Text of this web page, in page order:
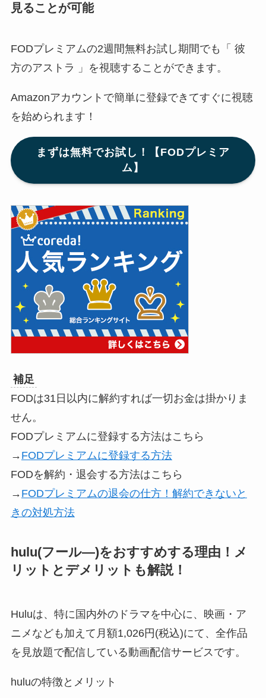
見ることが可能
FODプレミアムの2週間無料お試し期間でも「 彼
方のアストラ 」を視聴することができます。
Amazonアカウントで簡単に登録できてすぐに視聴
を始められます！
まずは無料でお試し！【FODプレミア
ム】
補足
FODは31日以内に解約すれば一切お金は掛かりま
せん。
FODプレミアムに登録する方法はこちら
→ FODプレミアムに登録する方法
FODを解約・退会する方法はこちら
→ FODプレミアムの退会の仕方！解約できないと
きの対処方法
hulu(フール―)をおすすめする理由！メ
リットとデメリットも解説！
Huluは、特に国内外のドラマを中心に、映画・ア
ニメなども加えて月額1,026円(税込)にて、全作品
を見放題で配信している動画配信サービスです。
huluの特徴とメリット